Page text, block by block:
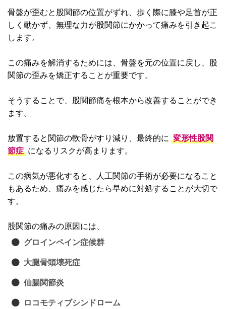
骨盤が歪むと股関節の位置がずれ、歩く際に膝や足首が正
しく動かず、無理な力が股関節にかかって痛みを引き起こ
します。
この痛みを解消するためには、骨盤を元の位置に戻し、股
関節の歪みを矯正することが重要です。
そうすることで、股関節痛を根本から改善することができ
ます。
放置すると関節の軟骨がすり減り、最終的に 変形性股関
節症 になるリスクが高まります。
この病気が悪化すると、人工関節の手術が必要になること
もあるため、痛みを感じたら早めに対処することが大切で
す。
股関節の痛みの原因には、
グロインペイン症候群
大腿骨頭壊死症
仙腸関節炎
ロコモティブシンドローム